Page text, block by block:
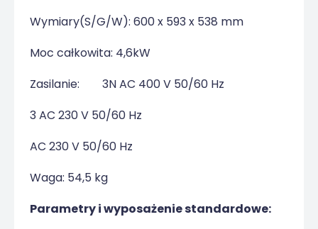
Wymiary(S/G/W): 600 x 593 x 538 mm
Moc całkowita: 4,6kW
Zasilanie:
3N AC 400 V 50/60 Hz
3 AC 230 V 50/60 Hz
AC 230 V 50/60 Hz
Waga: 54,5 kg
Parametry i wyposażenie standardowe: